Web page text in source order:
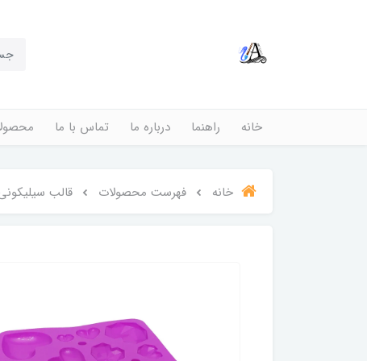
خانه راهنما درباره ما تماس با ما
خانه فهرست محصولات قالب